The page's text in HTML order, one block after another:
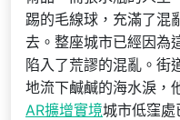
踢的毛線球，充滿了混
去。整座城市已經因為
陷入了荒謬的混亂。街
地流下鹹鹹的海水淚，
AR擴增實境城市低窪處